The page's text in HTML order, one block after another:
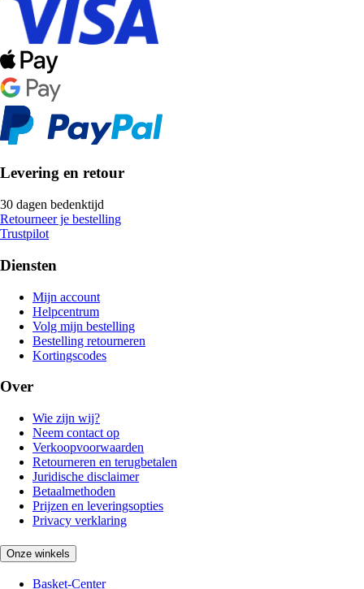
Levering en retour
30 dagen bedenktijd
Retourneer je bestelling
Trustpilot
Diensten
Mijn account
Helpcentrum
Volg mijn bestelling
Bestelling retourneren
Kortingscodes
Over
Wie zijn wij?
Neem contact op
Verkoopvoorwaarden
Retourneren en terugbetalen
Juridische disclaimer
Betaalmethoden
Prijzen en leveringsopties
Privacy verklaring
Onze winkels
Basket-Center